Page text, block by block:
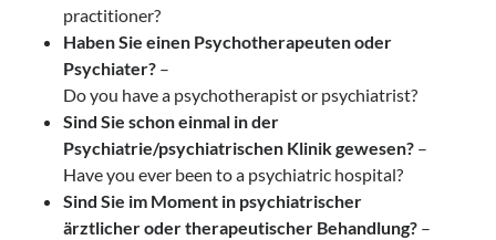
practitioner?
Haben Sie einen Psychotherapeuten oder
Psychiater? –
Do you have a psychotherapist or psychiatrist?
Sind Sie schon einmal in der
Psychiatrie/psychiatrischen Klinik gewesen? –
Have you ever been to a psychiatric hospital?
Sind Sie im Moment in psychiatrischer
ärztlicher oder therapeutischer Behandlung? –